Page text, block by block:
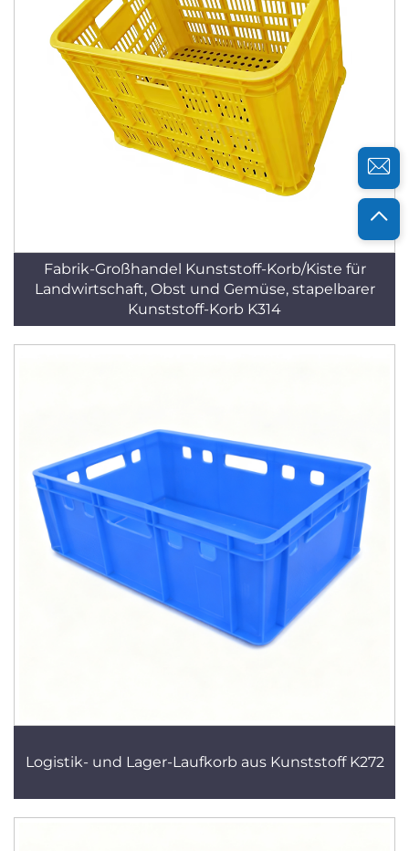
Fabrik-Großhandel Kunststoff-Korb/Kiste für
Landwirtschaft, Obst und Gemüse, stapelbarer
Kunststoff-Korb K314
Logistik- und Lager-Laufkorb aus Kunststoff K272